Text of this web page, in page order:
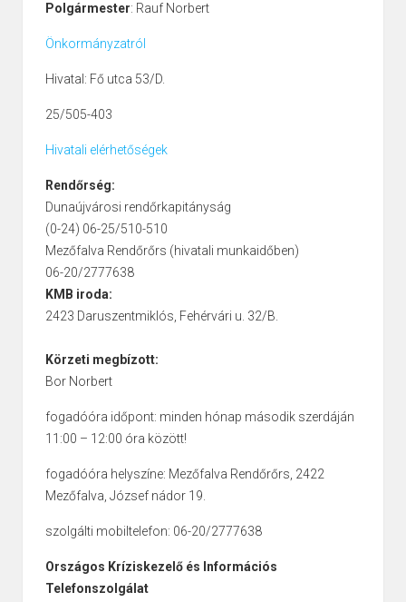
Polgármester: Rauf Norbert
Önkormányzatról
Hivatal: Fő utca 53/D.
25/505-403
Hivatali elérhetőségek
Rendőrség:
Dunaújvárosi rendőrkapitányság
(0-24) 06-25/510-510
Mezőfalva Rendőrőrs (hivatali munkaidőben)
06-20/2777638
KMB iroda:
2423 Daruszentmiklós, Fehérvári u. 32/B.
Körzeti megbízott:
Bor Norbert
fogadóóra időpont: minden hónap második szerdáján
11:00 – 12:00 óra között!
fogadóóra helyszíne: Mezőfalva Rendőrőrs, 2422
Mezőfalva, József nádor 19.
szolgálti mobiltelefon: 06-20/2777638
Országos Kríziskezelő és Információs
Telefonszolgálat